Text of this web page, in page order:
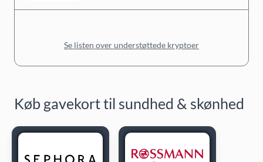
Se listen over understøttede kryptoer
Køb gavekort til sundhed & skønhed